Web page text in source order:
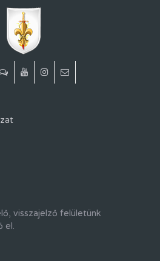
visszajelző felületünk
el.